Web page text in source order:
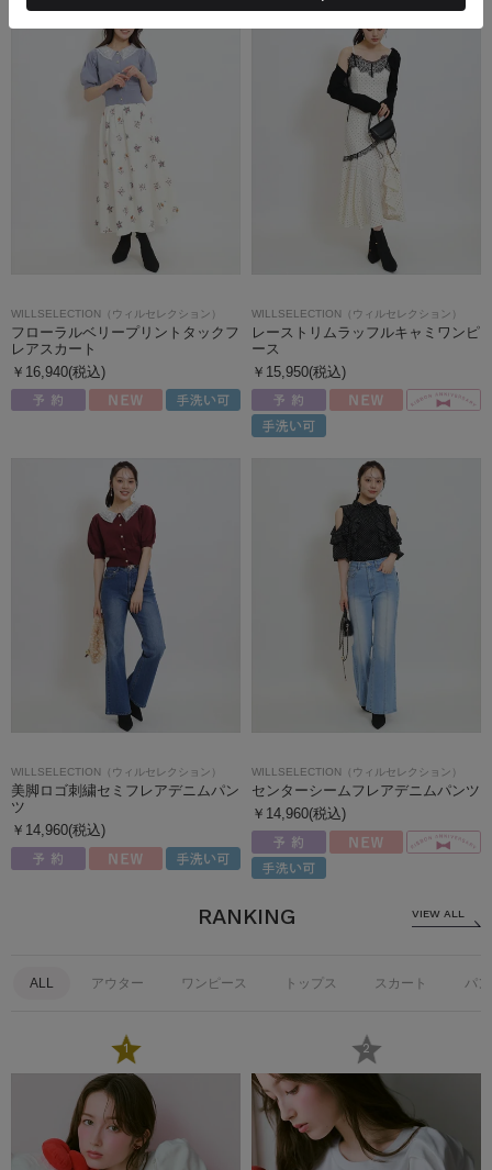
WILLSELECTION（ウィルセレクション）
フローラルベリープリントタックフ
レアスカート
￥16,940(税込)
WILLSELECTION（ウィルセレクション）
レーストリムラッフルキャミワンピ
ース
￥15,950(税込)
WILLSELECTION（ウィルセレクション）
美脚ロゴ刺繍セミフレアデニムパン
ツ
￥14,960(税込)
WILLSELECTION（ウィルセレクション）
センターシームフレアデニムパンツ
￥14,960(税込)
RANKING
ALL アウター ワンピース トップス スカート パ
1 2
VIEW ALL